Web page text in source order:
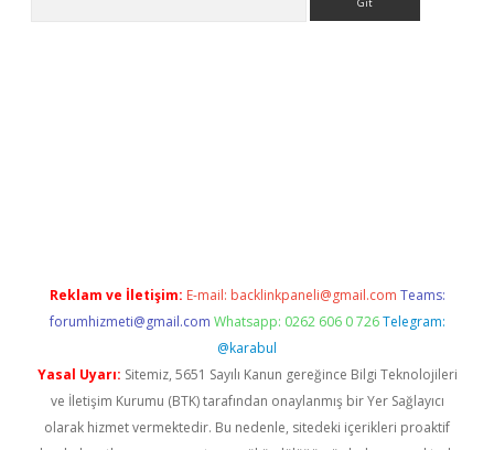
Reklam ve İletişim: E-mail: backlinkpaneli@gmail.com Teams:
forumhizmeti@gmail.com Whatsapp: 0262 606 0 726 Telegram:
@karabul
Yasal Uyarı: Sitemiz, 5651 Sayılı Kanun gereğince Bilgi Teknolojileri
ve İletişim Kurumu (BTK) tarafından onaylanmış bir Yer Sağlayıcı
olarak hizmet vermektedir. Bu nedenle, sitedeki içerikleri proaktif